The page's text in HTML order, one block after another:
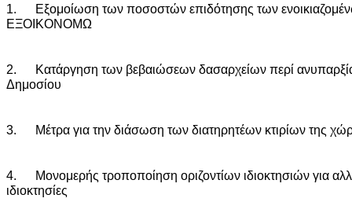
1. Εξομοίωση των ποσοστών επιδότησης των
ΕΞΟΙΚΟΝΟΜΩ
2. Κατάργηση των βεβαιώσεων δασαρχείων περί
Δημοσίου
3. Μέτρα για την διάσωση των διατηρητέων κτιρίων της
4. Μονομερής τροποποίηση οριζοντίων ιδιοκτησιών για
ιδιοκτησίες